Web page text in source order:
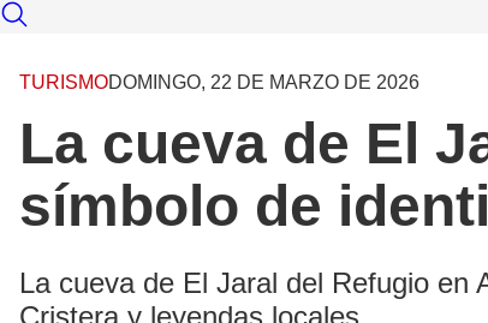
TURISMODOMINGO, 22 DE MARZO DE 2026
La cueva de El
símbolo de
La cueva de El Jaral del Refugio en
Cristera y leyendas locales